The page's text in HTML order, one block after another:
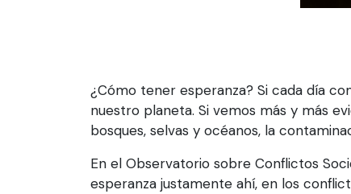
¿Cómo tener esperanza? Si cada día
nuestro planeta. Si vemos más y más
bosques, selvas y océanos, la
En el Observatorio sobre Conflictos
esperanza justamente ahí, en los